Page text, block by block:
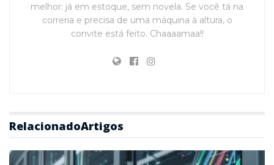
melhor: já em estoque, sem novela. Se você tá na
correria e precisa de uma máquina à altura, o
convite está feito. Chaaaamaa!!
RelacionadoArtigos